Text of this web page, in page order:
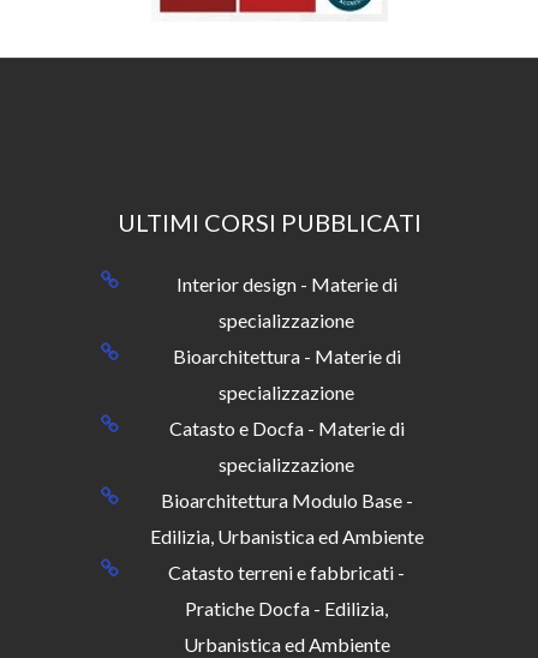
ULTIMI CORSI PUBBLICATI
Interior design - Materie di
specializzazione
Bioarchitettura - Materie di
specializzazione
Catasto e Docfa - Materie di
specializzazione
Bioarchitettura Modulo Base -
Edilizia, Urbanistica ed Ambiente
Catasto terreni e fabbricati -
Pratiche Docfa - Edilizia,
Urbanistica ed Ambiente